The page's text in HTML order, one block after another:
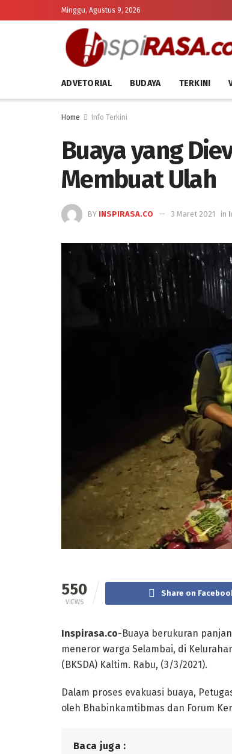
Minggu, Agustus 9, 2026
ADVETORIAL BUDAYA TERKINI
Home Info Terkini
Buaya yang
Membuat Ulah
BY INSPIRASA.CO 3 Maret 2021 in
550
VIEWS
Share on
Inspirasa.co-Buaya berukuran
meneror warga Selambai, di
(BKSDA) Kaltim. Rabu, (3/3/2021).
Dalam proses evakuasi buaya,
oleh Bhabinkamtibmas dan Forum
Baca juga :